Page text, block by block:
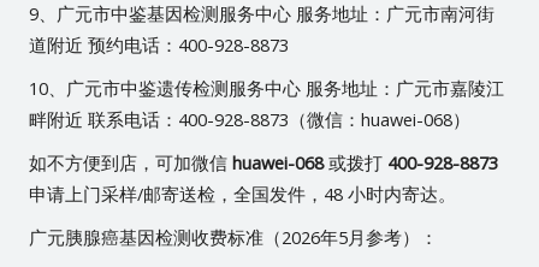
9、广元市中鉴基因检测服务中心 服务地址：广元市南河街
道附近 预约电话：400-928-8873
10、广元市中鉴遗传检测服务中心 服务地址：广元市嘉陵江
畔附近 联系电话：400-928-8873（微信：huawei-068）
如不方便到店，可加微信 huawei-068或拨打 400-928-8873
申请上门采样/邮寄送检，全国发件，48 小时内寄达。
广元胰腺癌基因检测收费标准（2026年5月参考）：